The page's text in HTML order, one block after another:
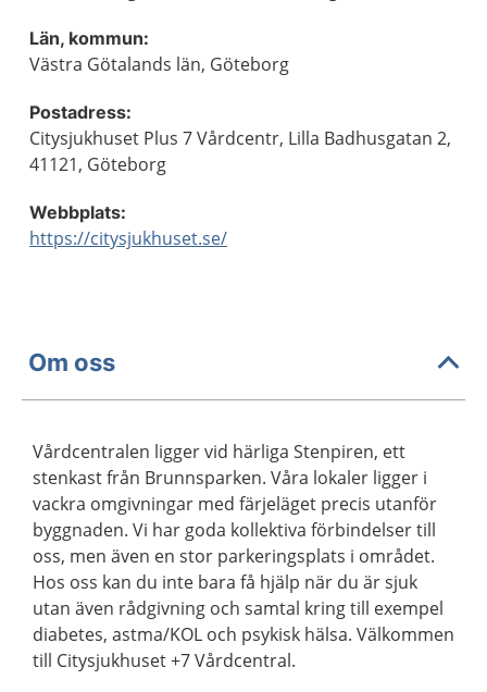
Län, kommun:
Västra Götalands län, Göteborg
Postadress:
Citysjukhuset Plus 7 Vårdcentr, Lilla Badhusgatan 2,
41121, Göteborg
Webbplats:
https://citysjukhuset.se/
Om oss
Vårdcentralen ligger vid härliga Stenpiren, ett
stenkast från Brunnsparken. Våra lokaler ligger i
vackra omgivningar med färjeläget precis utanför
byggnaden. Vi har goda kollektiva förbindelser till
oss, men även en stor parkeringsplats i området.
Hos oss kan du inte bara få hjälp när du är sjuk
utan även rådgivning och samtal kring till exempel
diabetes, astma/KOL och psykisk hälsa. Välkommen
till Citysjukhuset +7 Vårdcentral.